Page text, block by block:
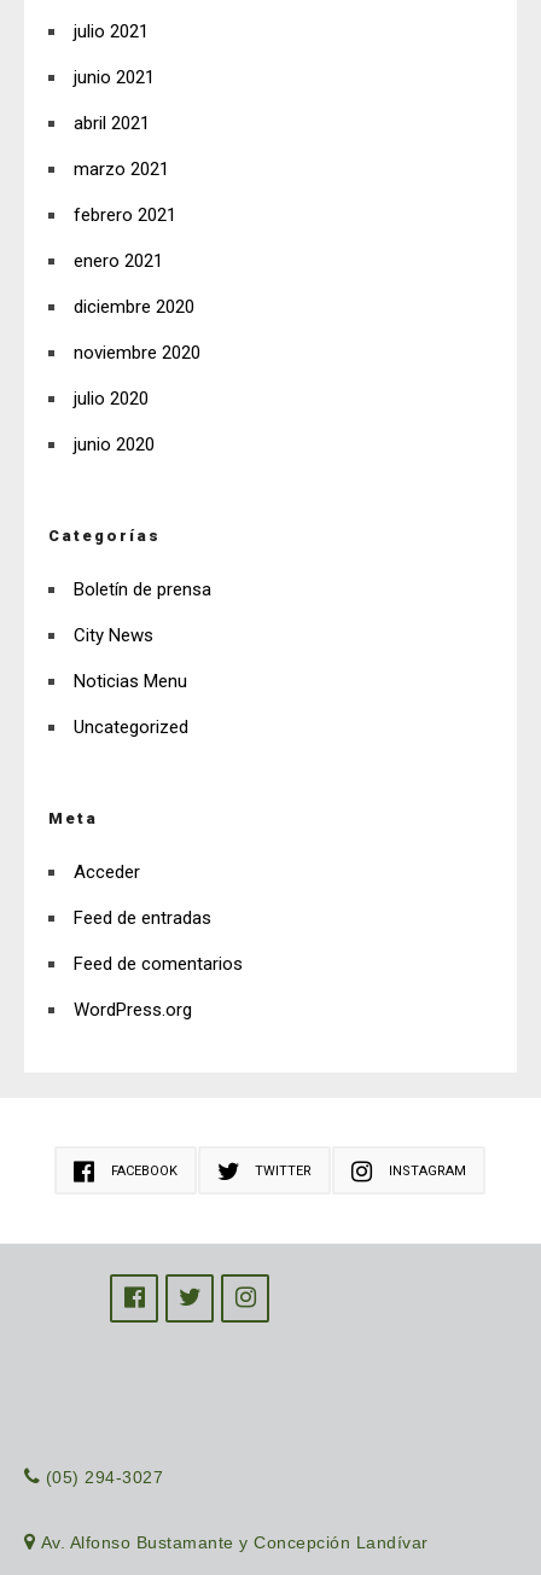
julio 2021
junio 2021
abril 2021
marzo 2021
febrero 2021
enero 2021
diciembre 2020
noviembre 2020
julio 2020
junio 2020
Categorías
Boletín de prensa
City News
Noticias Menu
Uncategorized
Meta
Acceder
Feed de entradas
Feed de comentarios
WordPress.org
FACEBOOK TWITTER INSTAGRAM
(05) 294-3027
Av. Alfonso Bustamante y Concepción Landívar